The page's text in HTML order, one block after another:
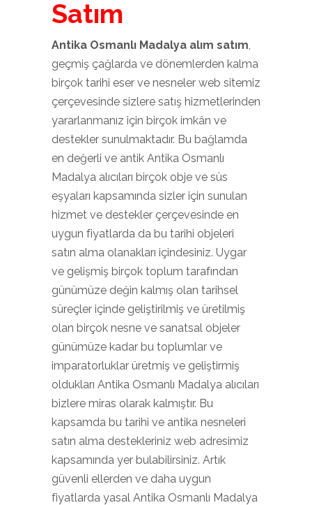
Satım
Antika Osmanlı Madalya alım satım,
geçmiş çağlarda ve dönemlerden kalma
birçok tarihi eser ve nesneler web sitemiz
çerçevesinde sizlere satış hizmetlerinden
yararlanmanız için birçok imkân ve
destekler sunulmaktadır. Bu bağlamda
en değerli ve antik Antika Osmanlı
Madalya alıcıları birçok obje ve süs
eşyaları kapsamında sizler için sunulan
hizmet ve destekler çerçevesinde en
uygun fiyatlarda da bu tarihi objeleri
satın alma olanakları içindesiniz. Uygar
ve gelişmiş birçok toplum tarafından
günümüze değin kalmış olan tarihsel
süreçler içinde geliştirilmiş ve üretilmiş
olan birçok nesne ve sanatsal objeler
günümüze kadar bu toplumlar ve
imparatorluklar üretmiş ve geliştirmiş
oldukları Antika Osmanlı Madalya alıcıları
bizlere miras olarak kalmıştır. Bu
kapsamda bu tarihi ve antika nesneleri
satın alma destekleriniz web adresimiz
kapsamında yer bulabilirsiniz. Artık
güvenli ellerden ve daha uygun
fiyatlarda yasal Antika Osmanlı Madalya